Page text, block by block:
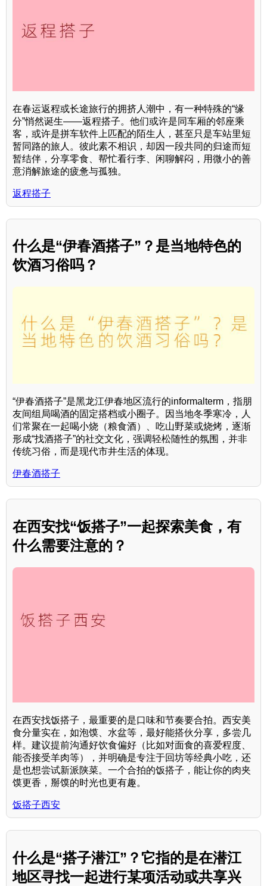
在春运返程或长途旅行的拥挤人潮中，有一种特殊的“缘
分”悄然诞生——返程搭子。他们或许是同车厢的邻座乘
客，或许是拼车软件上匹配的陌生人，甚至只是车站里短
暂同路的旅人。彼此素不相识，却因一段共同的归途而短
暂结伴，分享零食、帮忙看行李、闲聊解闷，用微小的善
意消解旅途的疲惫与孤独。
返程搭子
什么是“伊春酒搭子”？是当地特色的
饮酒习俗吗？
“伊春酒搭子”是黑龙江伊春地区流行的informalterm，指朋
友间组局喝酒的固定搭档或小圈子。因当地冬季寒冷，人
们常聚在一起喝小烧（粮食酒）、吃山野菜或烧烤，逐渐
形成“找酒搭子”的社交文化，强调轻松随性的氛围，并非
传统习俗，而是现代市井生活的体现。
伊春酒搭子
在西安找“饭搭子”一起探索美食，有
什么需要注意的？
在西安找饭搭子，最重要的是口味和节奏要合拍。西安美
食分量实在，如泡馍、水盆等，最好能搭伙分享，多尝几
样。建议提前沟通好饮食偏好（比如对面食的喜爱程度、
能否接受羊肉等），并明确是专注于回坊等经典小吃，还
是也想尝试新派陕菜。一个合拍的饭搭子，能让你的肉夹
馍更香，掰馍的时光也更有趣。
饭搭子西安
什么是“搭子潜江”？它指的是在潜江
地区寻找一起进行某项活动或共享兴